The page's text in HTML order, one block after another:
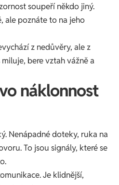
soupeří někdo jiný.
ale poznáte to na jeho
z nedůvěry, ale z
bere vztah vážně a
náklonnost
Nenápadné doteky, ruka na
To jsou signály, které se
Je klidnější,